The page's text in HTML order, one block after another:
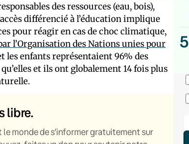
des ressources (eau, bois),
différencié à l’éducation implique
pour réagir en cas de choc climatique,
l’Organisation des Nations unies pour
les enfants représentaient 96% des
et ils ont globalement 14 fois plus
libre.
monde de s’informer gratuitement sur
5